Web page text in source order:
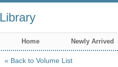
Library
Home Newly Arrived
Back to Volume List